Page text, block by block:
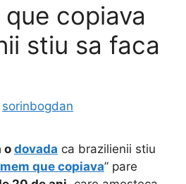
copiava
stiu sa faca
sorinbogdan
o dovada ca brazilienii stiu
que copiava” pare